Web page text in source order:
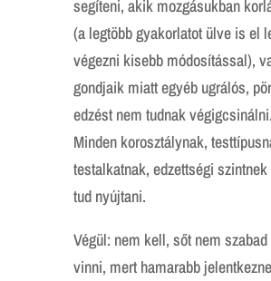
segíteni, akik mozgásukban
(a legtöbb gyakorlatot ülve is el
végezni kisebb módosítással),
gondjaik miatt egyéb ugrálós,
edzést nem tudnak végigcsinálni.
Minden korosztálynak,
testalkatnak, edzettségi
tud nyújtani.
Végül: nem kell, sőt nem
vinni, mert hamarabb